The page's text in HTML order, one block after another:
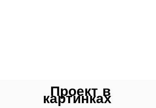
Проект в
картинках